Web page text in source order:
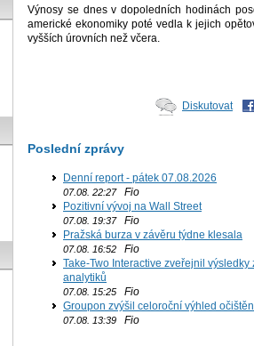
Výnosy se dnes v dopoledních hodinách
americké ekonomiky poté vedla k jejich
vyšších úrovních než včera.
Diskutovat
Poslední zprávy
Denní report - pátek 07.08.2026
07.08. 22:27Fio
Pozitivní vývoj na Wall Street
07.08. 19:37Fio
Pražská burza v závěru týdne klesala
07.08. 16:52 Fio
Take-Two Interactive zveřejnil
analytiků
07.08. 15:25 Fio
Groupon zvýšil celoroční výhled
07.08. 13:39 Fio